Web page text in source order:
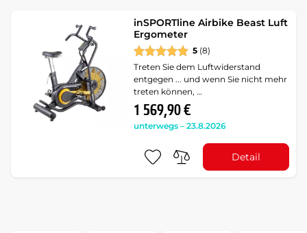
inSPORTline Airbike Beast Luft
Ergometer
5 (8)
Treten Sie dem Luftwiderstand
entgegen ... und wenn Sie nicht mehr
treten können, …
1 569,90 €
unterwegs – 23.8.2026
Detail